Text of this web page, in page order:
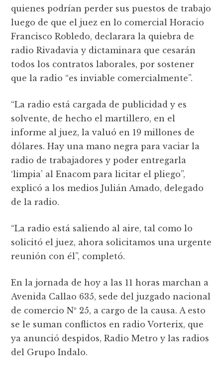
quienes podrían perder sus puestos de trabajo
luego de que el juez en lo comercial Horacio
Francisco Robledo, declarara la quiebra de
radio Rivadavia y dictaminara que cesarán
todos los contratos laborales, por sostener
que la radio “es inviable comercialmente”.
“La radio está cargada de publicidad y es
solvente, de hecho el martillero, en el
informe al juez, la valuó en 19 millones de
dólares. Hay una mano negra para vaciar la
radio de trabajadores y poder entregarla
‘limpia’ al Enacom para licitar el pliego”,
explicó a los medios Julián Amado, delegado
de la radio.
“La radio está saliendo al aire, tal como lo
solicitó el juez, ahora solicitamos una urgente
reunión con él”, completó.
En la jornada de hoy a las 11 horas marchan a
Avenida Callao 635, sede del juzgado nacional
de comercio Nº 25, a cargo de la causa. A esto
se le suman conflictos en radio Vorterix, que
ya anunció despidos, Radio Metro y las radios
del Grupo Indalo.